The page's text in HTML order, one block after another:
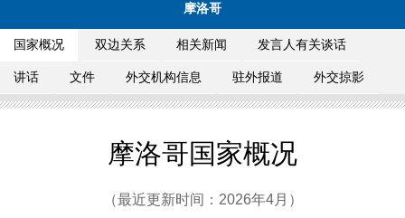
摩洛哥
国家概况 双边关系 相关新闻 发言人有关谈话
讲话 文件 外交机构信息 驻外报道 外交掠影
摩洛哥国家概况
（最近更新时间：2026年4月）